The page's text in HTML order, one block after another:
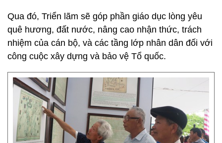
Qua đó, Triển lãm sẽ góp phần giáo dục lòng yêu
quê hương, đất nước, nâng cao nhận thức, trách
nhiệm của cán bộ, và các tầng lớp nhân dân đối với
công cuộc xây dựng và bảo vệ Tổ quốc.